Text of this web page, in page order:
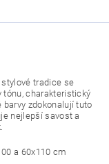
tradice se
charakteristický
barvy zdokonalují tuto
nejlepší savost a
a 60x110 cm